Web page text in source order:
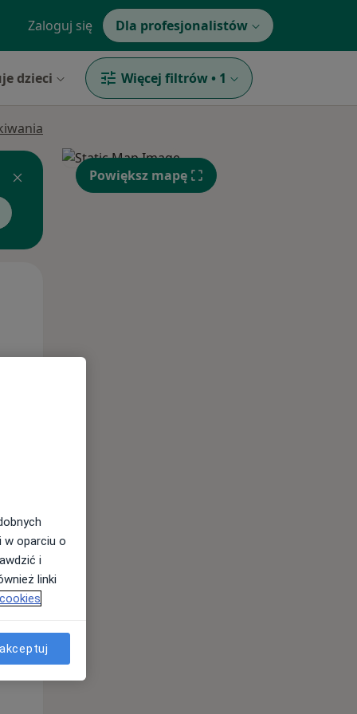
Zaloguj się Dla profesjonalistów
dzieci Więcej filtrów • 1
Pon,
10 Sie
Powiększ mapę
w oparciu o
i
linki